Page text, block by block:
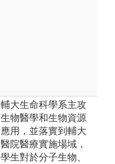
輔大生命科學系主攻
生物醫學和生物資源
應用，並落實到輔大
醫院醫療實施場域，
學生對於分子生物、